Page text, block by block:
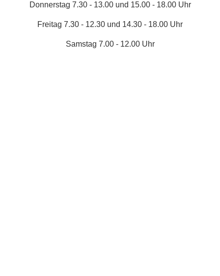
Donnerstag 7.30 - 13.00 und 15.00 - 18.00 Uhr
Freitag 7.30 - 12.30 und 14.30 - 18.00 Uhr
Samstag 7.00 - 12.00 Uhr